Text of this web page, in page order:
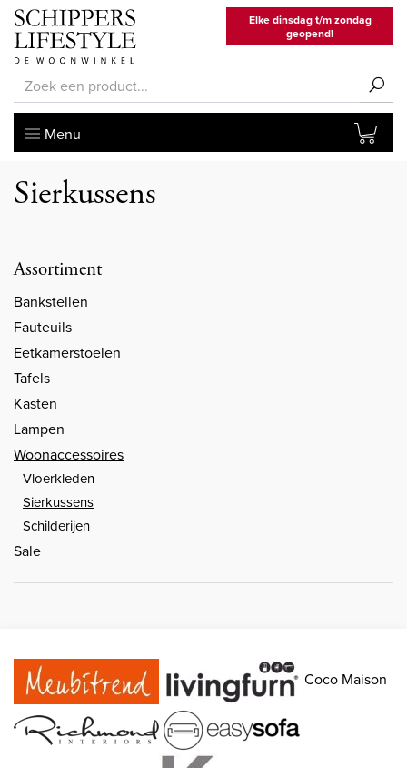
Elke dinsdag t/m zondag
geopend!
Menu
Assortiment
Bankstellen
Fauteuils
Eetkamerstoelen
Tafels
Kasten
Lampen
Woonaccessoires
Vloerkleden
Sierkussens
Schilderijen
Sale
Sierkussens
Coco Maison